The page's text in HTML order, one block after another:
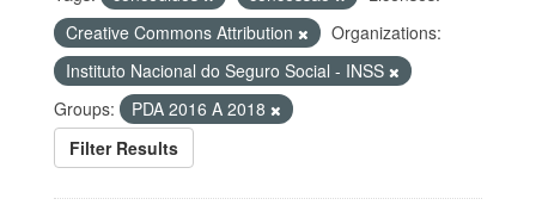
Creative Commons Attribution
Organizations:
Instituto Nacional do Seguro Social - INSS
Groups:
PDA 2016 A 2018
Filter Results